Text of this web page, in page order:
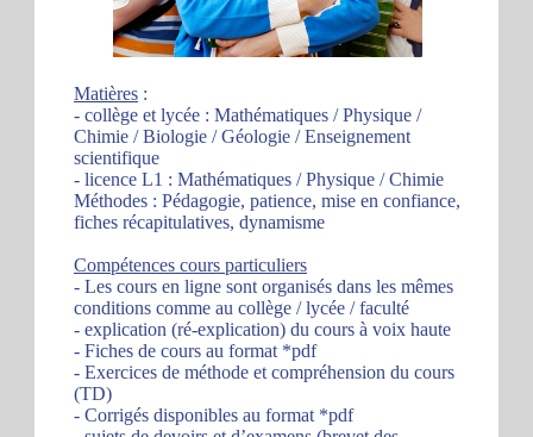
Matières :
- collège et lycée : Mathématiques / Physique /
Chimie / Biologie / Géologie / Enseignement
scientifique
- licence L1 : Mathématiques / Physique / Chimie
Méthodes : Pédagogie, patience, mise en confiance,
fiches récapitulatives, dynamisme
Compétences cours particuliers
- Les cours en ligne sont organisés dans les mêmes
conditions comme au collège / lycée / faculté
- explication (ré-explication) du cours à voix haute
- Fiches de cours au format *pdf
- Exercices de méthode et compréhension du cours
(TD)
- Corrigés disponibles au format *pdf